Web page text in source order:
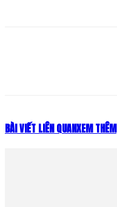
BÀI VIẾT LIÊN QUANXEM THÊM